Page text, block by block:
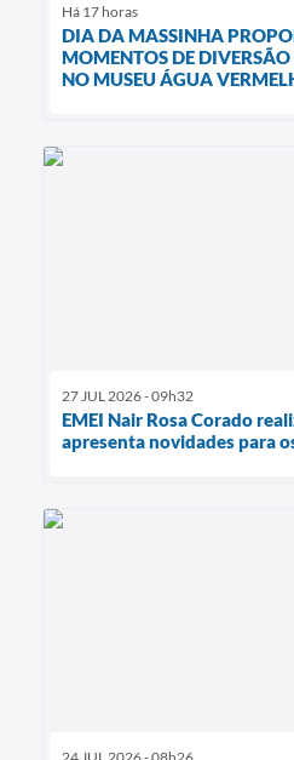
Há 17 horas
DIA DA MASSINHA
MOMENTOS DE
NO MUSEU ÁGUA
27 JUL 2026 - 09h32
EMEI Nair Rosa Corado
apresenta novidades para